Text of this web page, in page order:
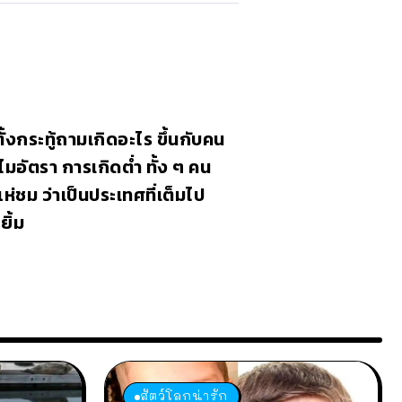
กระทู้ถามเกิดอะไร ขึ้นกับคน
มอัตรา การเกิดต่ำ ทั้ง ๆ คน
ชม ว่าเป็นประเทศที่เต็มไป
ม
สัตว์โลกน่ารัก